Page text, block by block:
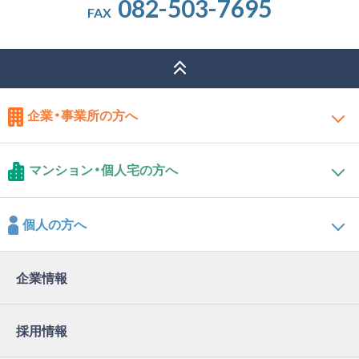
FAX 082-503-7695
企業・事業所の方へ
マンション・個人宅の方へ
個人の方へ
企業情報
採用情報